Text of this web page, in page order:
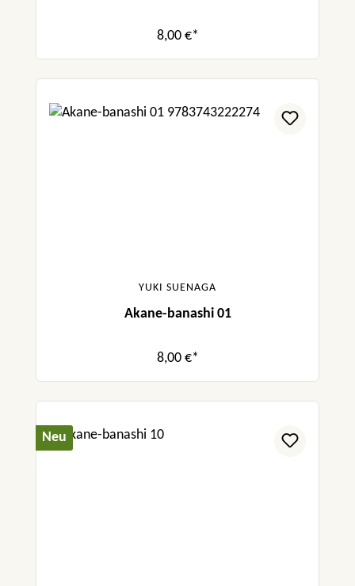
8,00 €*
YUKI SUENAGA
Akane-banashi 01
8,00 €*
Neu